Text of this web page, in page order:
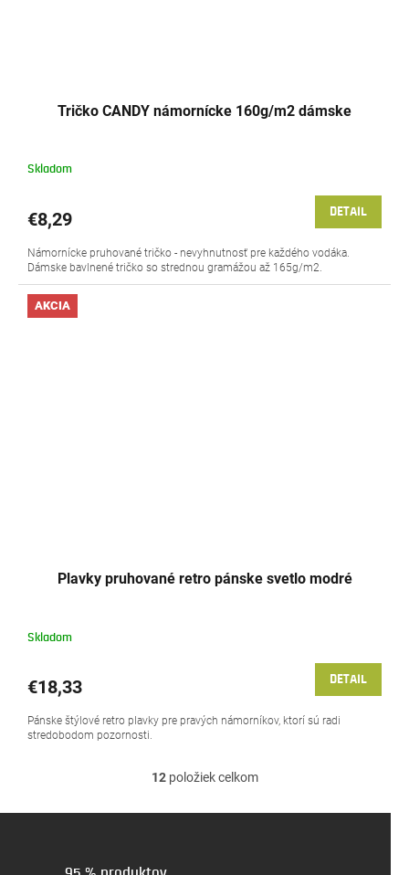
Tričko CANDY námornícke 160g/m2 dámske
Skladom
€8,29 DETAIL
Námornícke pruhované tričko - nevyhnutnosť pre každého vodáka.
Dámske bavlnené tričko so strednou gramážou až 165g/m2.
AKCIA
Plavky pruhované retro pánske svetlo modré
Skladom
€18,33 DETAIL
Pánske štýlové retro plavky pre pravých námorníkov, ktorí sú radi
stredobodom pozornosti.
O
12položiek celkom